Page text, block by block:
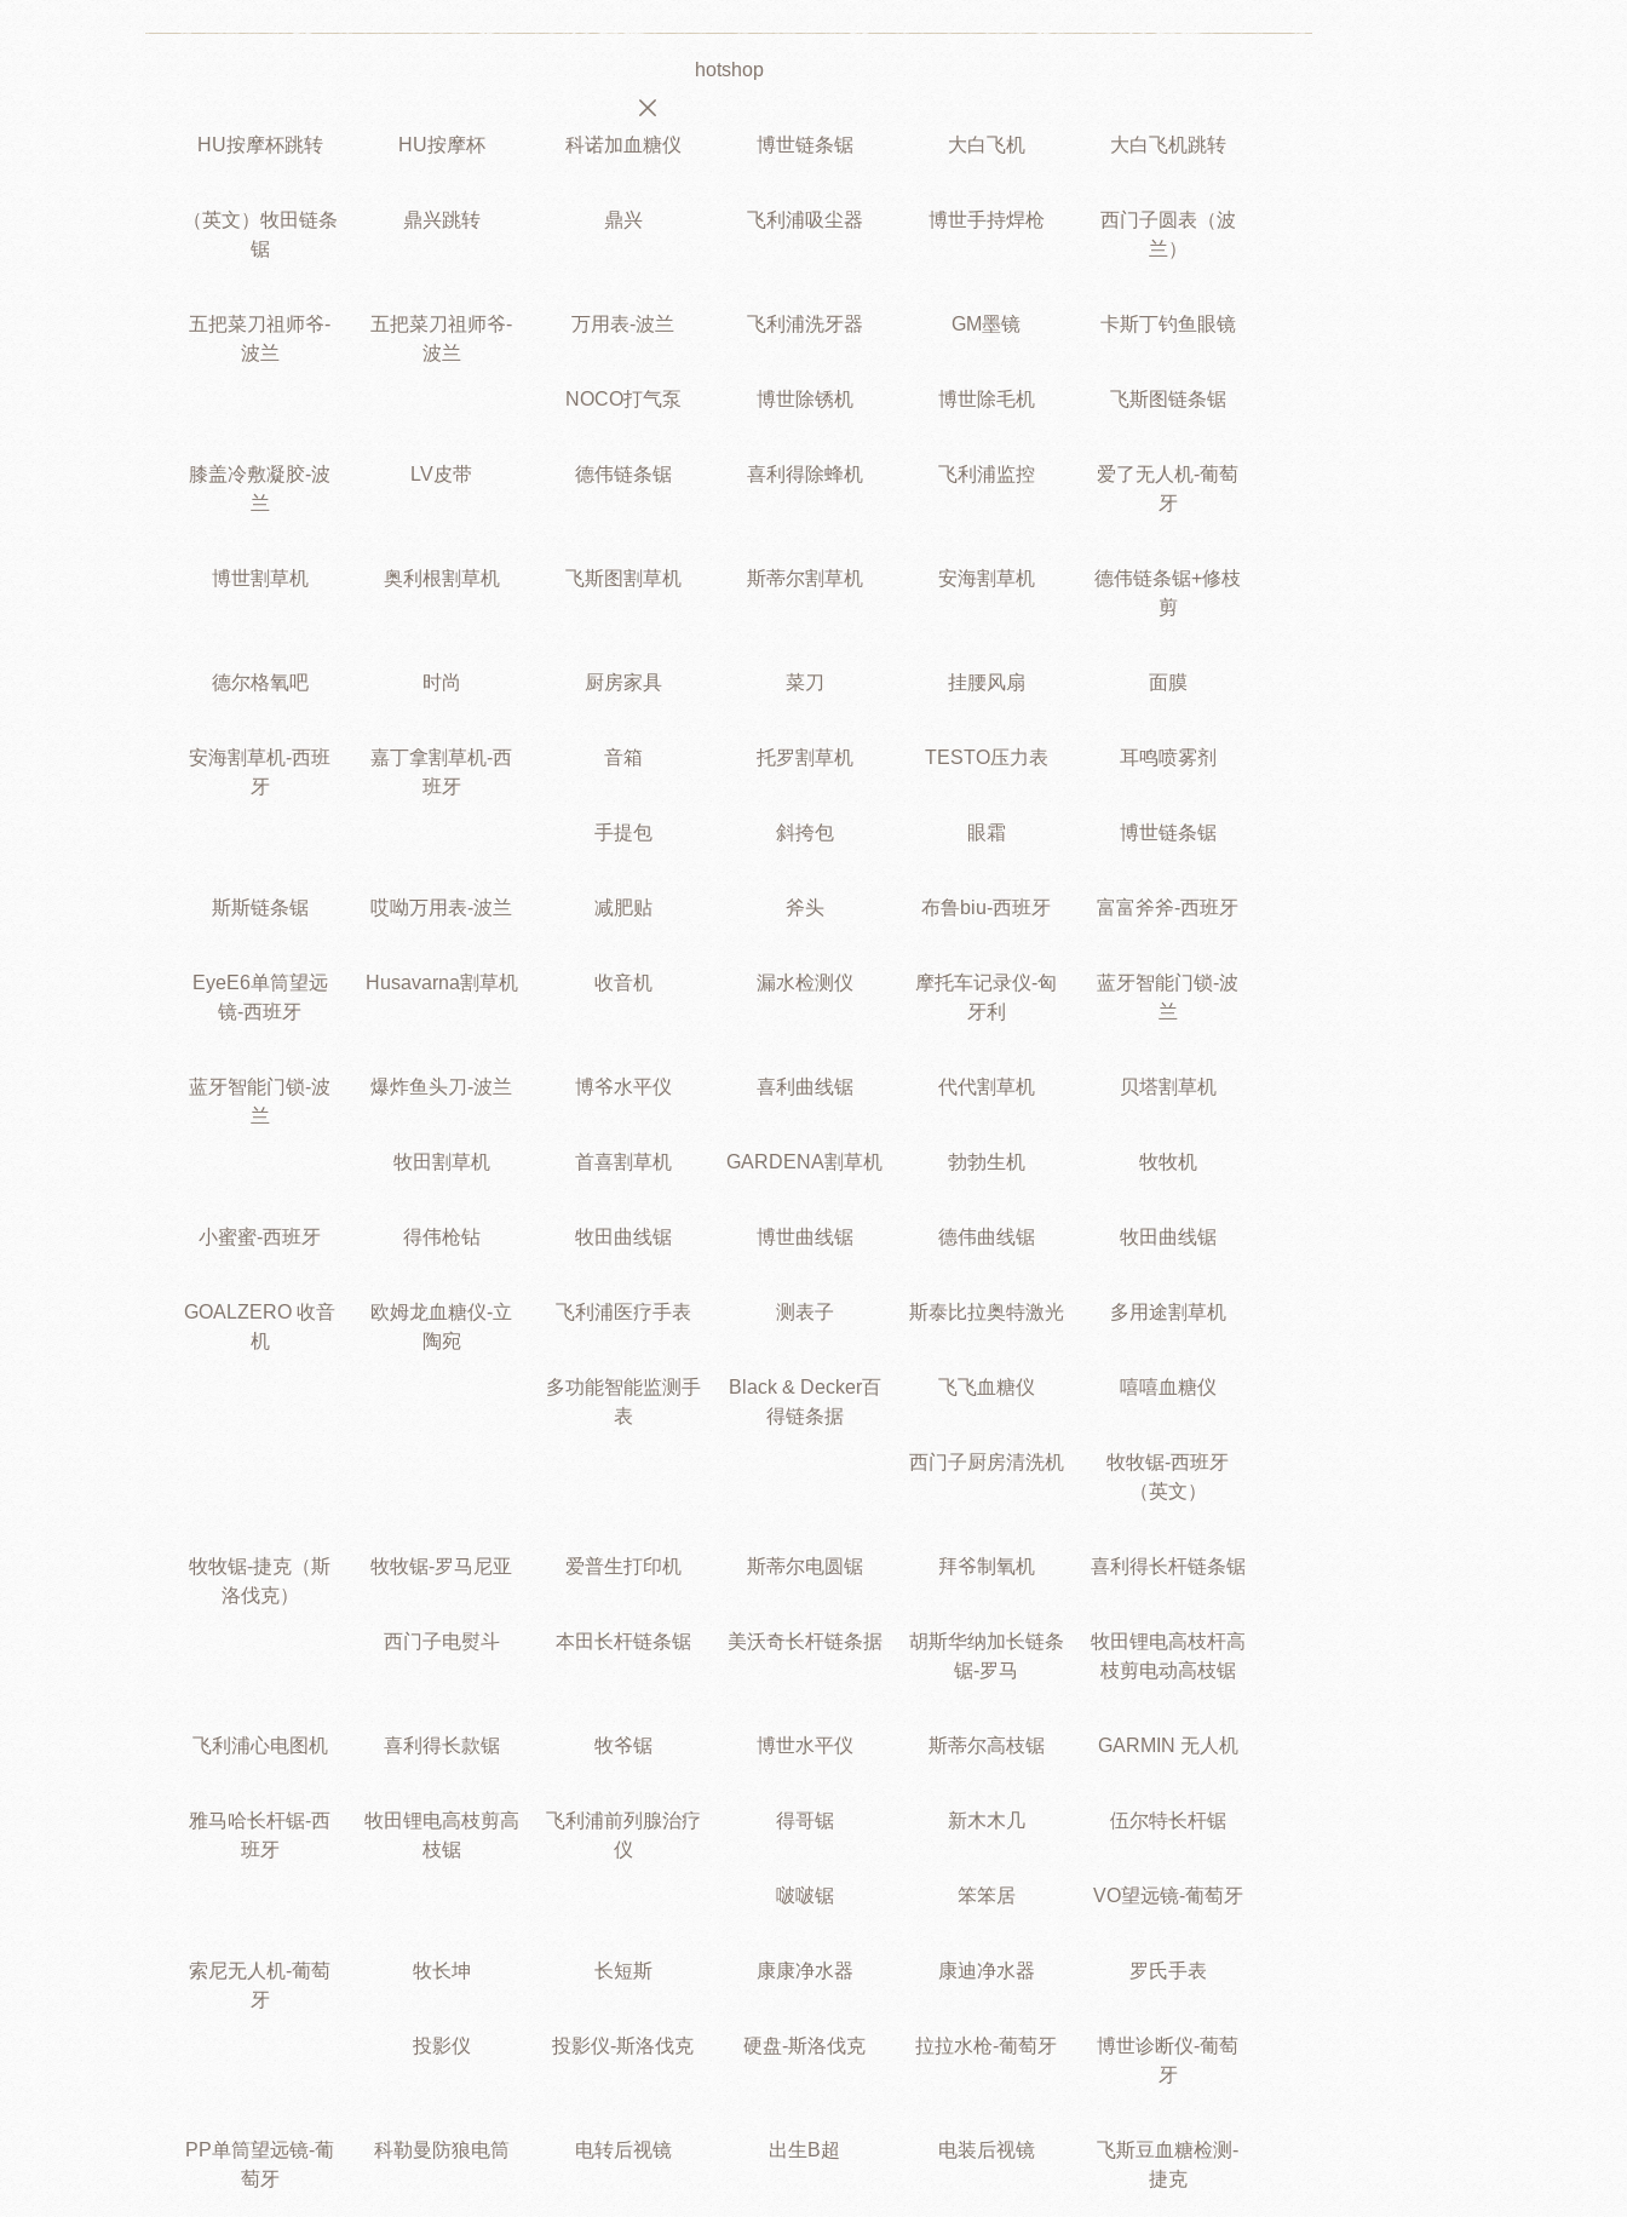
hotshop
HU按摩杯跳转 HU按摩杯 科诺加血糖仪 博世链条锯 大白飞机 大白飞机跳转
（英文）牧田链条
锯
鼎兴跳转 鼎兴 飞利浦吸尘器 博世手持焊枪
西门子圆表（波
兰）
五把菜刀祖师爷-
波兰
五把菜刀祖师爷-
波兰
万用表-波兰 飞利浦洗牙器 GM墨镜 卡斯丁钓鱼眼镜
NOCO打气泵 博世除锈机 博世除毛机 飞斯图链条锯
膝盖冷敷凝胶-波
兰
LV皮带 德伟链条锯 喜利得除蜂机 飞利浦监控
爱了无人机-葡萄
牙
博世割草机 奥利根割草机 飞斯图割草机 斯蒂尔割草机 安海割草机
德伟链条锯+修枝
剪
德尔格氧吧 时尚 厨房家具 菜刀 挂腰风扇 面膜
安海割草机-西班
牙
嘉丁拿割草机-西
班牙
音箱 托罗割草机 TESTO压力表 耳鸣喷雾剂
手提包 斜挎包 眼霜 博世链条锯
斯斯链条锯 哎呦万用表-波兰 减肥贴 斧头 布鲁biu-西班牙 富富斧斧-西班牙
EyeE6单筒望远
镜-西班牙
Husavarna割草机 收音机 漏水检测仪
摩托车记录仪-匈
牙利
蓝牙智能门锁-波
兰
蓝牙智能门锁-波
兰
爆炸鱼头刀-波兰 博爷水平仪 喜利曲线锯 代代割草机 贝塔割草机
牧田割草机 首喜割草机 GARDENA割草机 勃勃生机 牧牧机
小蜜蜜-西班牙 得伟枪钻 牧田曲线锯 博世曲线锯 德伟曲线锯 牧田曲线锯
GOALZERO 收音
机
欧姆龙血糖仪-立
陶宛
飞利浦医疗手表 测表子 斯泰比拉奥特激光 多用途割草机
多功能智能监测手
表
Black & Decker百
得链条据
飞飞血糖仪 嘻嘻血糖仪
西门子厨房清洗机
牧牧锯-西班牙
（英文）
牧牧锯-捷克（斯
洛伐克）
牧牧锯-罗马尼亚 爱普生打印机 斯蒂尔电圆锯 拜爷制氧机 喜利得长杆链条锯
西门子电熨斗 本田长杆链条锯 美沃奇长杆链条据
胡斯华纳加长链条
锯-罗马
牧田锂电高枝杆高
枝剪电动高枝锯
飞利浦心电图机 喜利得长款锯 牧爷锯 博世水平仪 斯蒂尔高枝锯 GARMIN 无人机
雅马哈长杆锯-西
班牙
牧田锂电高枝剪高
枝锯
飞利浦前列腺治疗
仪
得哥锯 新木木几 伍尔特长杆锯
啵啵锯 笨笨居 VO望远镜-葡萄牙
索尼无人机-葡萄
牙
牧长坤 长短斯 康康净水器 康迪净水器 罗氏手表
投影仪 投影仪-斯洛伐克 硬盘-斯洛伐克 拉拉水枪-葡萄牙
博世诊断仪-葡萄
牙
PP单筒望远镜-葡
萄牙
科勒曼防狼电筒 电转后视镜 出生B超 电装后视镜
飞斯豆血糖检测-
捷克